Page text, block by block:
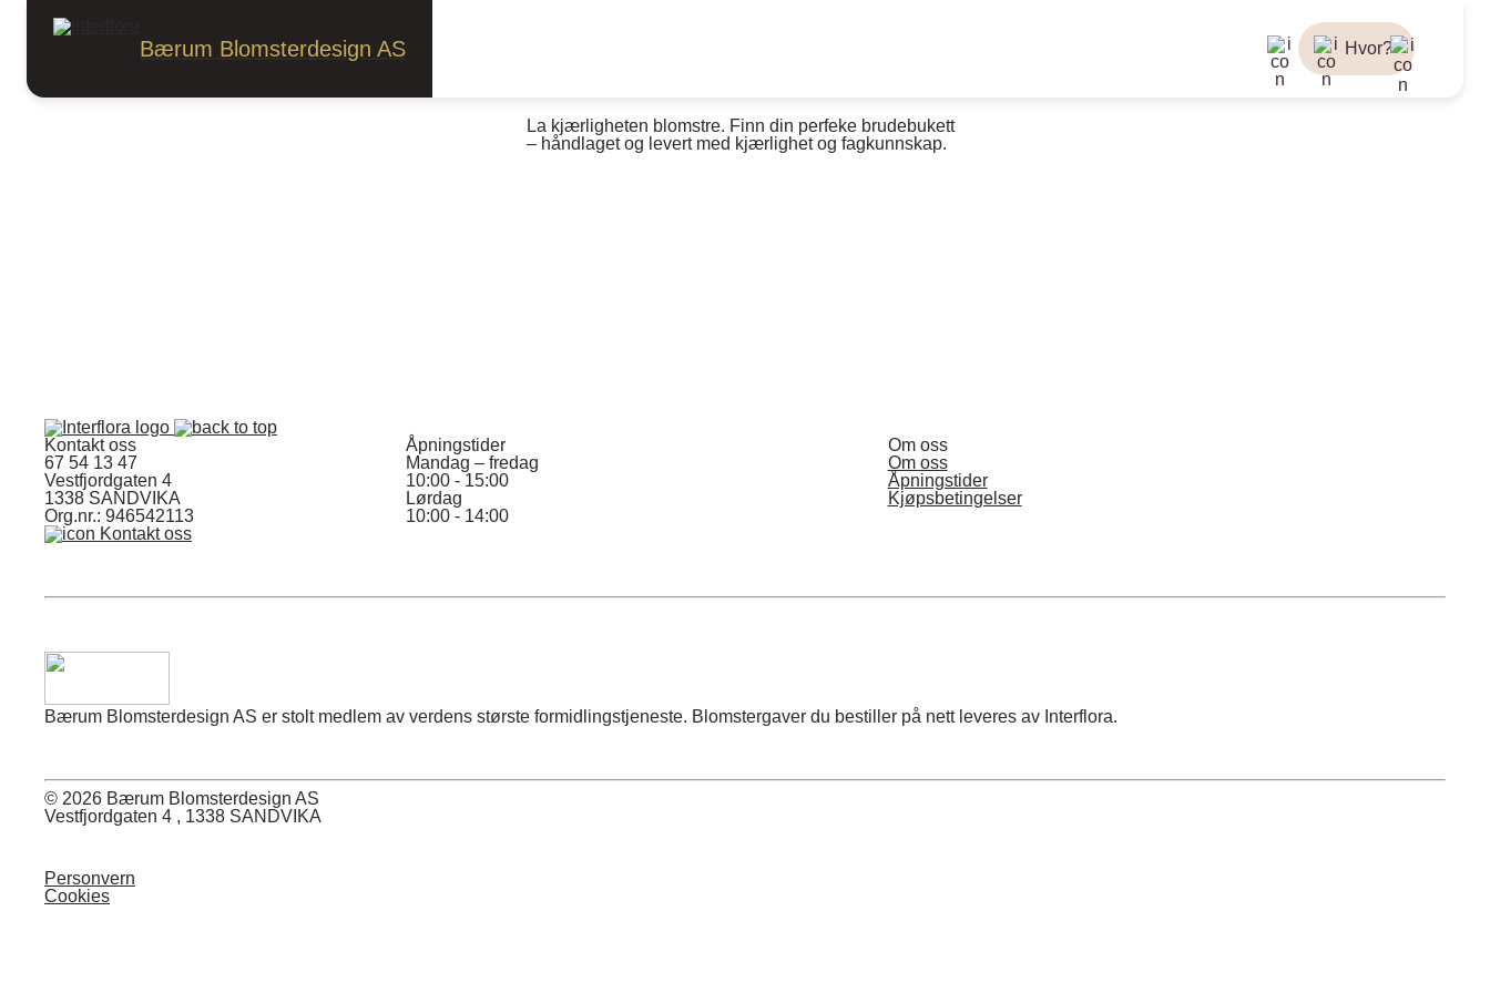
Bærum Blomsterdesign AS Hvor?
Brudebukett
Brudebukett
La kjærligheten blomstre. Finn din perfeke brudebukett
– håndlaget og levert med kjærlighet og fagkunnskap.
Kontakt oss
67 54 13 47
Vestfjordgaten 4
1338 SANDVIKA
Org.nr.: 946542113
Kontakt oss
Åpningstider
Mandag – fredag
10:00 - 15:00
Lørdag
10:00 - 14:00
Om oss
Om oss
Åpningstider
Kjøpsbetingelser
Bærum Blomsterdesign AS er stolt medlem av verdens største formidlingstjeneste. Blomstergaver du bestiller på nett leveres av Interflora.
© 2026 Bærum Blomsterdesign AS
Vestfjordgaten 4 , 1338 SANDVIKA
Personvern
Cookies